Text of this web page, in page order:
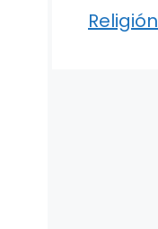
Religión